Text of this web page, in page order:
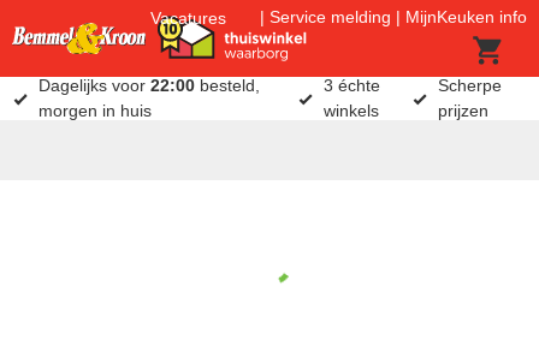
Vacatures Service melding MijnKeuken info
Dagelijks voor22:00 besteld,
morgen in huis
3 échte
winkels
Scherpe
prijzen